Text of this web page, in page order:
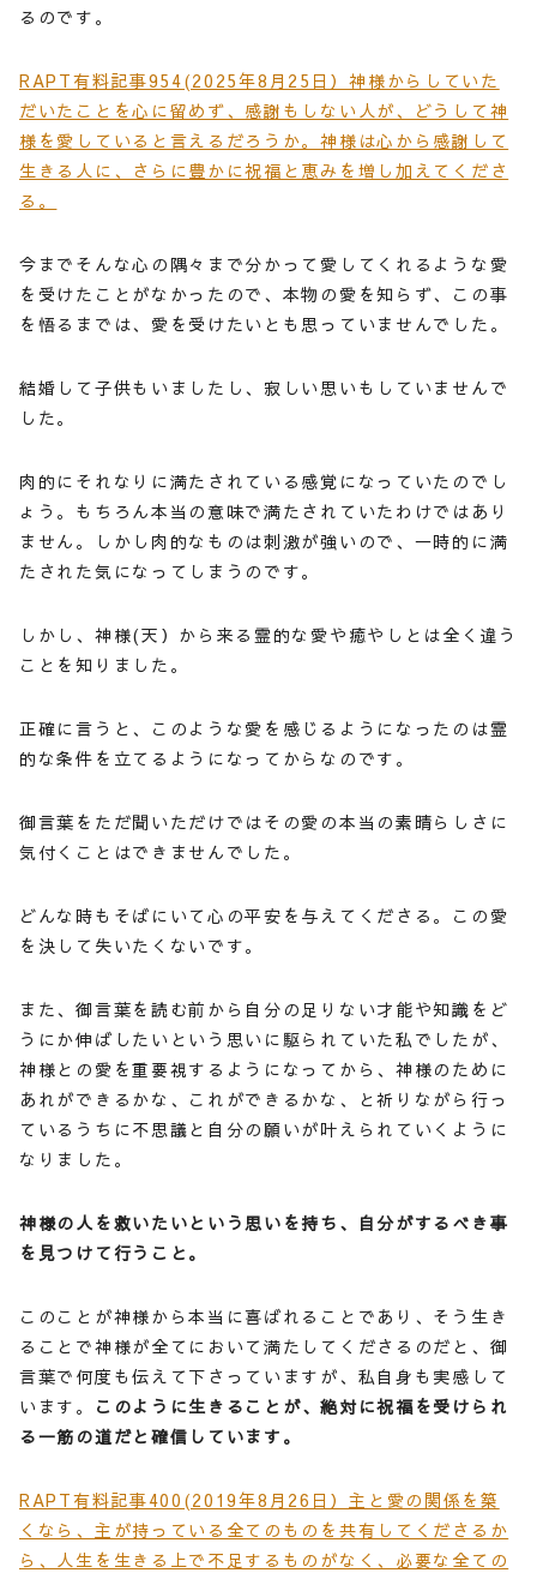
るのです。
RAPT有料記事954(2025年8月25日）神様からしていた
だいたことを心に留めず、感謝もしない人が、どうして神
様を愛していると言えるだろうか。神様は心から感謝して
生きる人に、さらに豊かに祝福と恵みを増し加えてくださ
る。
今までそんな心の隅々まで分かって愛してくれるような愛
を受けたことがなかったので、本物の愛を知らず、この事
を悟るまでは、愛を受けたいとも思っていませんでした。
結婚して子供もいましたし、寂しい思いもしていませんで
した。
肉的にそれなりに満たされている感覚になっていたのでし
ょう。もちろん本当の意味で満たされていたわけではあり
ません。しかし肉的なものは刺激が強いので、一時的に満
たされた気になってしまうのです。
しかし、神様(天）から来る霊的な愛や癒やしとは全く違う
ことを知りました。
正確に言うと、このような愛を感じるようになったのは霊
的な条件を立てるようになってからなのです。
御言葉をただ聞いただけではその愛の本当の素晴らしさに
気付くことはできませんでした。
どんな時もそばにいて心の平安を与えてくださる。この愛
を決して失いたくないです。
また、御言葉を読む前から自分の足りない才能や知識をど
うにか伸ばしたいという思いに駆られていた私でしたが、
神様との愛を重要視するようになってから、神様のために
あれができるかな、これができるかな、と祈りながら行っ
ているうちに不思議と自分の願いが叶えられていくように
なりました。
神様の人を救いたいという思いを持ち、自分がするべき事
を見つけて行うこと。
このことが神様から本当に喜ばれることであり、そう生き
ることで神様が全てにおいて満たしてくださるのだと、御
言葉で何度も伝えて下さっていますが、私自身も実感して
います。
このように生きることが、絶対に祝福を受けられ
る一筋の道だと確信しています。
RAPT有料記事400(2019年8月26日）主と愛の関係を築
くなら、主が持っている全てのものを共有してくださるか
ら、人生を生きる上で不足するものがなく、必要な全ての